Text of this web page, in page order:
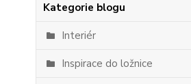
Kategorie blogu
Interiér
Inspirace do ložnice